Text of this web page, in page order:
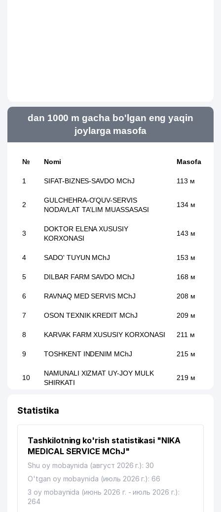
dan 1000 m gacha bo'lgan eng yaqin
joylarga masofa
№ Nomi Masofa
1 SIFAT-BIZNES-SAVDO MChJ 113 м
2
GULCHEHRA-O'QUV-SERVIS
NODAVLAT TA'LIM MUASSASASI
134 м
3
DOKTOR ELENA XUSUSIY
KORXONASI
143 м
4 SADO' TUYUN MChJ 153 м
5 DILBAR FARM SAVDO MChJ 168 м
6 RAVNAQ MED SERVIS MChJ 208 м
7 OSON TEXNIK KREDIT MChJ 209 м
8 KARVAK FARM XUSUSIY KORXONASI 211 м
9 TOSHKENT INDENIM MChJ 215 м
10
NAMUNALI XIZMAT UY-JOY MULK
SHIRKATI
219 м
11
TADBIRKOR
13 SABE MChJ
14 MAK FOOD SERVICE MChJ
15
XURSANDOVA N.L YAKKA
TARTIBDAGI TADBIRKOR
264 м
Statistika
Tashkilotning ko'rish statistikasi "NIKA
MEDICAL SERVICE MChJ"
Shu oy mobaynida (август 2026 г.): 30
O'tgan oy mobaynida (июль 2026 г.): 66
3 oy mobaynida (июнь 2026 г. - июль 2026 г.):
264